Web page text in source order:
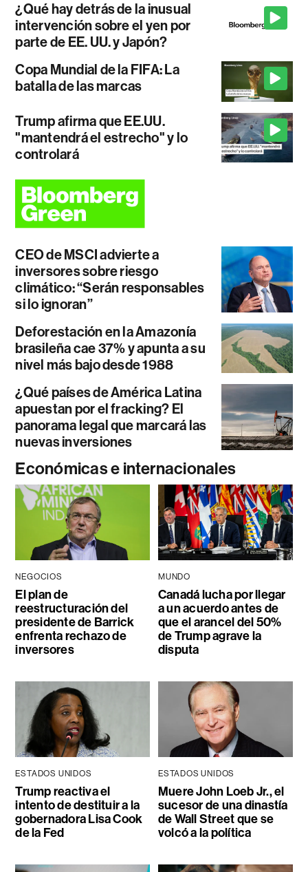
¿Qué hay detrás de la inusual
intervención sobre el yen por
parte de EE. UU. y Japón?
Copa Mundial de la FIFA: La
batalla de las marcas
Trump afirma que EE.UU.
"mantendrá el estrecho" y lo
controlará
CEO de MSCI advierte a
inversores sobre riesgo
climático: “Serán responsables
si lo ignoran”
Deforestación en la Amazonía
brasileña cae 37% y apunta a su
nivel más bajo desde 1988
¿Qué países de América Latina
apuestan por el fracking? El
panorama legal que marcará las
nuevas inversiones
Económicas e internacionales
NEGOCIOS
El plan de
reestructuración del
presidente de Barrick
enfrenta rechazo de
inversores
MUNDO
Canadá lucha por llegar
a un acuerdo antes de
que el arancel del 50%
de Trump agrave la
disputa
ESTADOS UNIDOS
Trump reactiva el
intento de destituir a la
gobernadora Lisa Cook
de la Fed
ESTADOS UNIDOS
Muere John Loeb Jr., el
sucesor de una dinastía
de Wall Street que se
volcó a la política